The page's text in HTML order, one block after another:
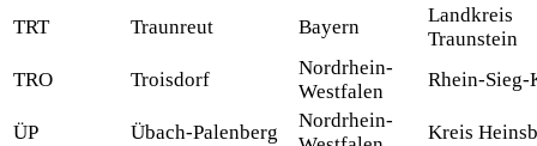
TRT Traunreut Bayern
Landkreis
Traunstein
TRO
Troisdorf
Nordrhein-
Westfalen
Rhein-Sieg-
ÜP Übach-Palenberg
Nordrhein-
Kreis